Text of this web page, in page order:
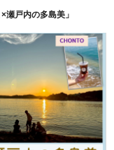
瀬戸内の多島美」